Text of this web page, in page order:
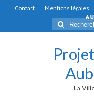
Contact Mentions légales
Rechercher
:
La